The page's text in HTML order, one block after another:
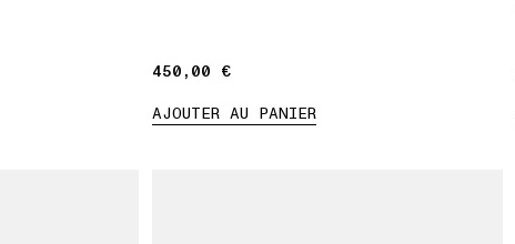
450,00 €
450,00 €
AJOUTER AU PANIER